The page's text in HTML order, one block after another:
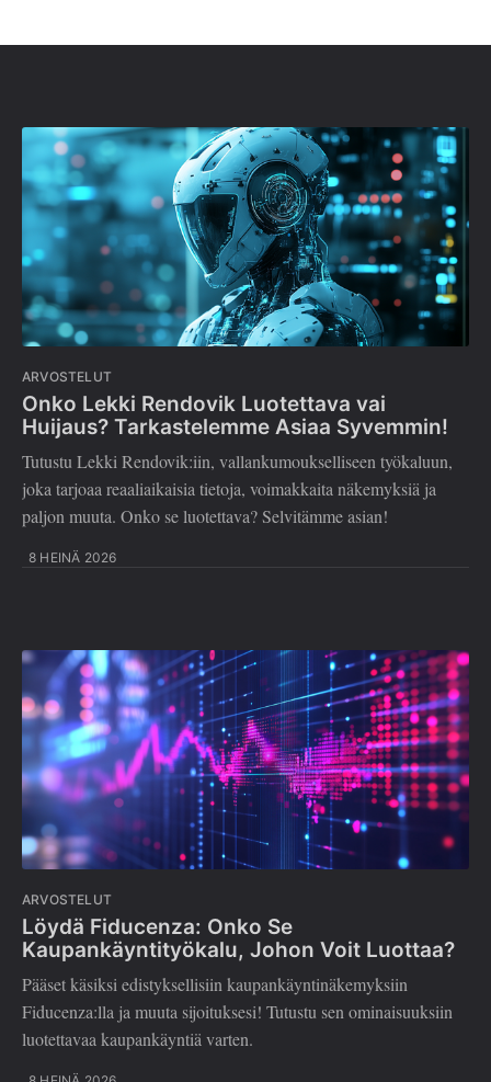
ARVOSTELUT
Onko Lekki Rendovik Luotettava vai
Huijaus? Tarkastelemme Asiaa Syvemmin!
Tutustu Lekki Rendovik:iin, vallankumoukselliseen työkaluun,
joka tarjoaa reaaliaikaisia tietoja, voimakkaita näkemyksiä ja
paljon muuta. Onko se luotettava? Selvitämme asian!
8 HEINÄ 2026
ARVOSTELUT
Löydä Fiducenza: Onko Se
Kaupankäyntityökalu, Johon Voit Luottaa?
Pääset käsiksi edistyksellisiin kaupankäyntinäkemyksiin
Fiducenza:lla ja muuta sijoituksesi! Tutustu sen ominaisuuksiin
luotettavaa kaupankäyntiä varten.